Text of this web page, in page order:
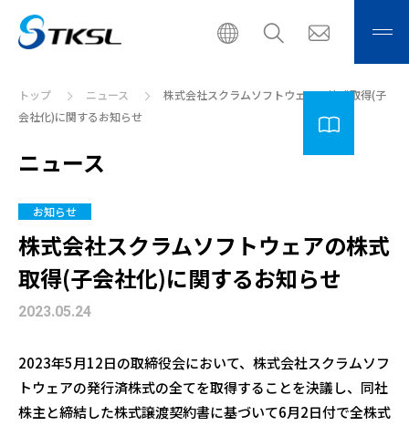
トップ ニュース
株式会社スクラムソフトウェアの株式取得(子
会社化)に関するお知らせ
ニュース
お知らせ
株式会社スクラムソフトウェアの株式
取得(子会社化)に関するお知らせ
2023.05.24
2023年5月12日の取締役会において、株式会社スクラムソフ
トウェアの発行済株式の全てを取得することを決議し、同社
株主と締結した株式譲渡契約書に基づいて6月2日付で全株式